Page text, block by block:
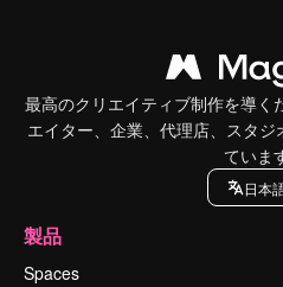
最高のクリエイティブ制作を導く
エイター、企業、代理店、スタ
ていま
日本
製品
Spaces